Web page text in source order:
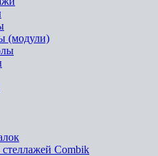
(модули)
Combik